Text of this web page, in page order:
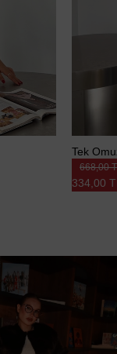
Tek
334,00
668,00